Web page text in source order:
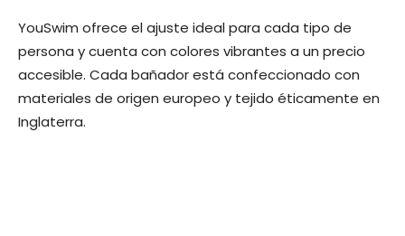
YouSwim ofrece el ajuste ideal para cada tipo de
persona y cuenta con colores vibrantes a un precio
accesible. Cada bañador está confeccionado con
materiales de origen europeo y tejido éticamente en
Inglaterra.